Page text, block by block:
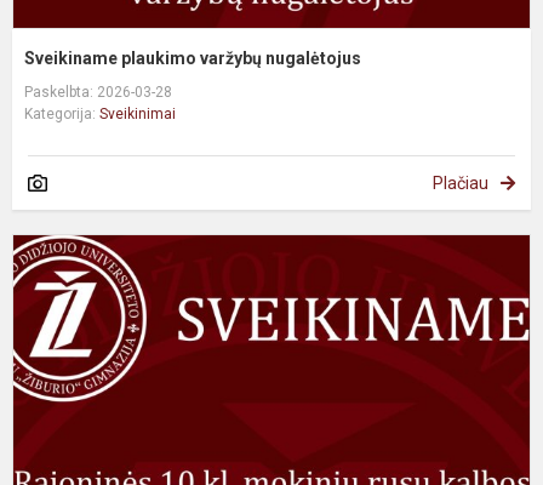
Sveikiname plaukimo varžybų nugalėtojus
Paskelbta: 2026-03-28
Kategorija: Sveikinimai
Plačiau